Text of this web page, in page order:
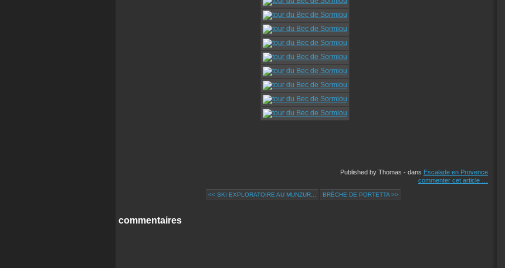
Published by Thomas - dans Escalade en Provence
commenter cet article
<< SKI EXPLORATOIRE AU MUNZUR... BRÈCHE DE PORTETTA >>
commentaires